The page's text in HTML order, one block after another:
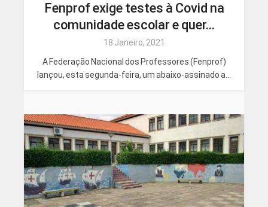
Fenprof exige testes à Covid na
comunidade escolar e quer...
18 Janeiro, 2021
A Federação Nacional dos Professores (Fenprof)
lançou, esta segunda-feira, um abaixo-assinado a...